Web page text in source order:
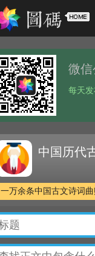
微
每天
中国历代
一万余条中国古文诗词